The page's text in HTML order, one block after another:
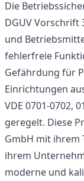
Die
DGUV Vorschrift
und
fehlerfreie
Gefährdung für
Einrichtungen
VDE 0701-0702,
geregelt. Diese
GmbH mit ihrem
ihrem
moderne und